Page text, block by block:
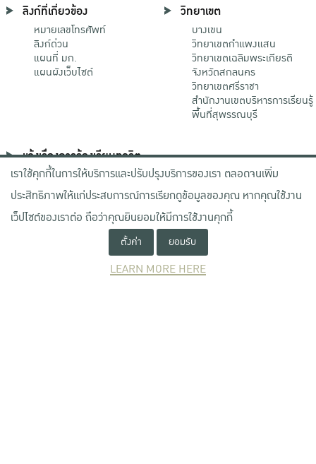
ลิงก์ที่เกี่ยวข้อง
หมายเลขโทรศัพท์
ลิงก์ด่วน
แผนที่ มก.
แผนผังเว็บไซต์
วิทยาเขต
บางเขน
วิทยาเขตกําแพงแสน
วิทยาเขตเฉลิมพระเกียรติ
จังหวัดสกลนคร
วิทยาเขตศรีราชา
สำนักงานเขตบริหารการเรียนรู้
พื้นที่สุพรรณบุรี
แจ้งเรื่องการร้องเรียนทุจริต
ช่องทางมหาวิทยาลัย
เกษตรศาสตร์
ช่องทางสำนักงาน ป.ป.ช.
ช่องทางสำนักงาน ป.ป.ท.
NEWCOMER
เราใช้คุกกี้ในการให้บริการและปรับปรุงบริการของเรา ตลอดจนเพิ่ม
ประสิทธิภาพให้แก่ประสบการณ์การเรียกดูข้อมูลของคุณ หากคุณใช้งาน
เว็ปไซต์ของเราต่อ ถือว่าคุณยินยอมให้มีการใช้งานคุกกี้
ตั้งค่า ยอมรับ
LEARN MORE HERE